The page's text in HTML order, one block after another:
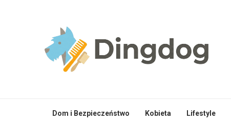
Dom i Bezpieczeństwo Kobieta Lifestyle